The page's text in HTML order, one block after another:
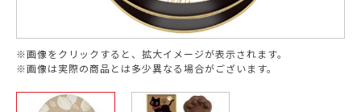
※画像をクリックすると、拡大イメージが表示されます。
※画像は実際の商品とは多少異なる場合がございます。